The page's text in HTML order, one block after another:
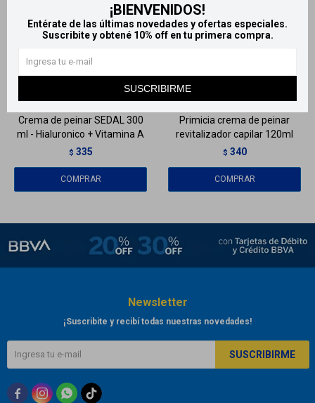
¡BIENVENIDOS!
Entérate de las últimas novedades y ofertas especiales.
Suscribite y obtené 10% off en tu primera compra.
SUSCRIBIRME
LlegaMAÑANA
Crema de peinar SEDAL 300
ml - Hialuronico + Vitamina A
$ 335
Primicia crema de peinar
revitalizador capilar 120ml
$ 340
Newsletter
¡Suscribite y recibí todas nuestras novedades!
SUSCRIBIRME
  